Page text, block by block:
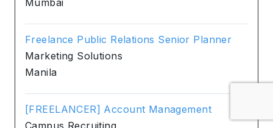
Freelance Public Relations Senior Planner
Marketing Solutions
Manila
[FREELANCER] Account Management
Campus Recruiting